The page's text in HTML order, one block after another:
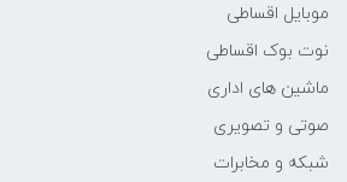
موبایل اقساطی
نوت بوک اقساطی
ماشین های اداری
صوتی و تصویری
شبکه و مخابرات